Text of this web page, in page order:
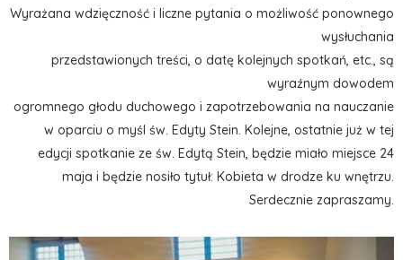
Wyrażana wdzięczność i liczne pytania o możliwość ponownego
wysłuchania
przedstawionych treści, o datę kolejnych spotkań, etc., są
wyraźnym dowodem
ogromnego głodu duchowego i zapotrzebowania na nauczanie
w oparciu o myśl św. Edyty Stein. Kolejne, ostatnie już w tej
edycji spotkanie ze św. Edytą Stein, będzie miało miejsce 24
maja i będzie nosiło tytuł: Kobieta w drodze ku wnętrzu.
Serdecznie zapraszamy.